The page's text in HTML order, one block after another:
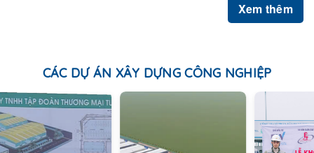
Xem thêm
CÁC DỰ ÁN XÂY DỰNG CÔNG NGHIỆP